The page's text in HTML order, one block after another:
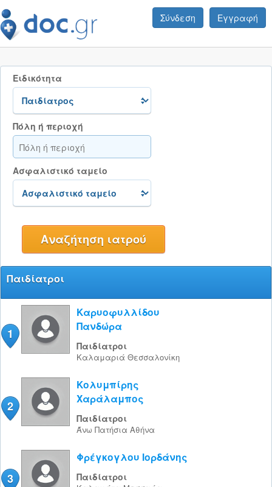
Σύνδεση Εγγραφή
Ειδικότητα
Πόλη ή περιοχή
Ασφαλιστικό ταμείο
Παιδίατροι
1
Καρυοφυλλίδου
Πανδώρα
Παιδίατροι
Καλαμαριά Θεσσαλονίκη
2
Κολυμπίρης
Χαράλαμπος
Παιδίατροι
Άνω Πατήσια Αθήνα
3
Φρέγκογλου Ιορδάνης
Παιδίατροι